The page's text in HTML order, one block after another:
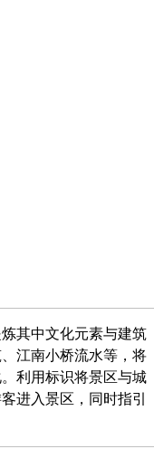
其中文化元素与建筑
江南小桥流水等，将
利用标识将景区与城
进入景区，同时指引